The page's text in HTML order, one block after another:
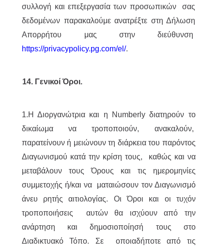
συλλογή και επεξεργασία των προσωπικών σας
δεδομένων παρακαλούμε ανατρέξτε στη Δήλωση
Απορρήτου μας στην διεύθυνση
https://privacypolicy.pg.com/el/.
14. Γενικοί Όροι.
1.Η Διοργανώτρια και η Numberly διατηρούν το
δικαίωμα να τροποποιούν, ανακαλούν,
παρατείνουν ή μειώνουν τη διάρκεια του παρόντος
Διαγωνισμού κατά την κρίση τους, καθώς και να
μεταβάλουν τους Όρους και τις ημερομηνίες
συμμετοχής ή/και να ματαιώσουν τον Διαγωνισμό
άνευ ρητής αιτιολογίας. Οι Όροι και οι τυχόν
τροποποιήσεις αυτών θα ισχύουν από την
ανάρτηση και δημοσιοποίησή τους στο
Διαδικτυακό Τόπο. Σε οποιαδήποτε από τις